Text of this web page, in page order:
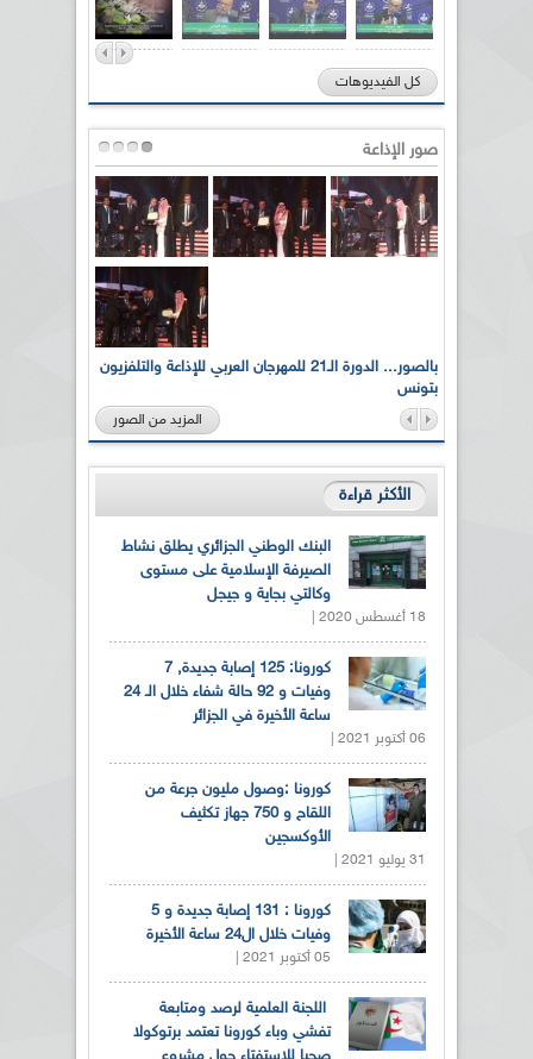
كل الفيديوهات
صور الإذاعة
بالصور... الدورة الـ21 للمهرجان العربي للإذاعة والتلفزيون
بتونس
المزيد من الصور
الأكثر قراءة
البنك الوطني الجزائري يطلق نشاط
الصيرفة الإسلامية على مستوى
وكالتي بجاية و جيجل
18 أغسطس 2020 |
كورونا: 125 إصابة جديدة, 7
وفيات و 92 حالة شفاء خلال الـ 24
ساعة الأخيرة في الجزائر
06 أكتوبر 2021 |
كورونا :وصول مليون جرعة من
اللقاح و 750 جهاز تكثيف
الأوكسجين
31 يوليو 2021 |
كورونا : 131 إصابة جديدة و 5
وفيات خلال ال24 ساعة الأخيرة
05 أكتوبر 2021 |
اللجنة العلمية لرصد ومتابعة
تفشي وباء كورونا تعتمد برتوكولا